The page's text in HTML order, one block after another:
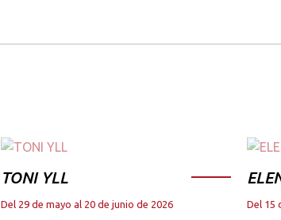
TONI YLL
Del 29 de mayo al 20 de junio de 2026 Del 15